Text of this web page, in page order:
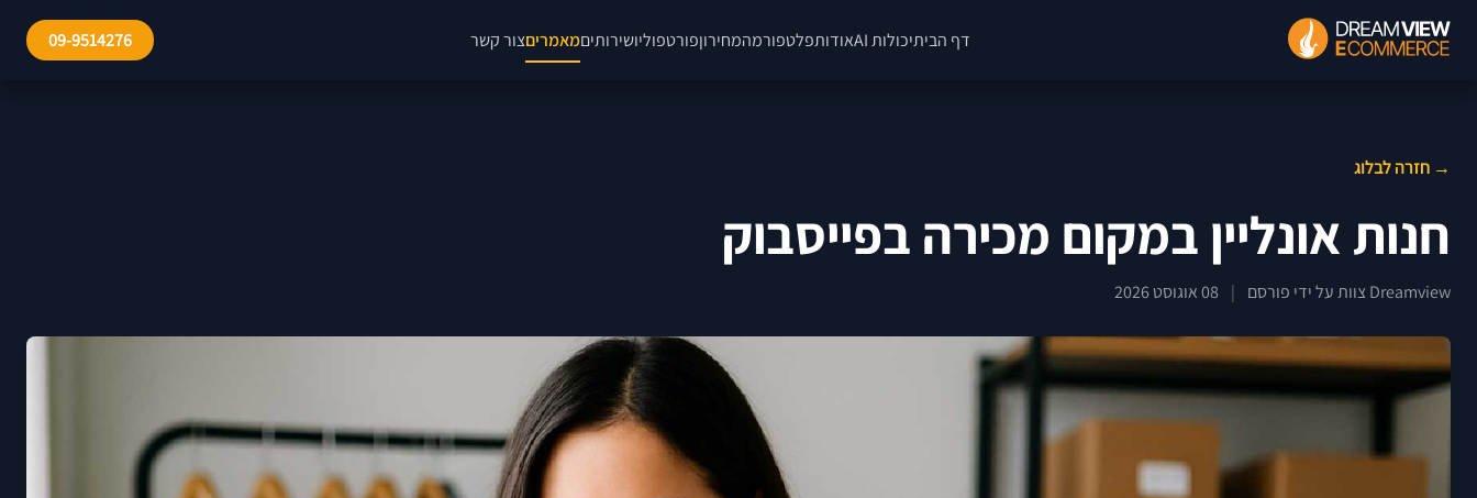
דף הביתיכולות AI אודותפלטפורמהמחירוןפורטפוליושירותיםמאמריםצור קשר 09-9514276
→ חזרה לבלוג
חנות אונליין במקום מכירה בפייסבוק
Dreamview צוות על ידי פורסם | 08 אוגוסט 2026